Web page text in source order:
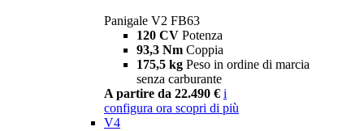
Panigale V2 FB63
120 CV Potenza
93,3 Nm Coppia
175,5 kg Peso in ordine di marcia
senza carburante
A partire da 22.490 € i
configura ora scopri di più
V4